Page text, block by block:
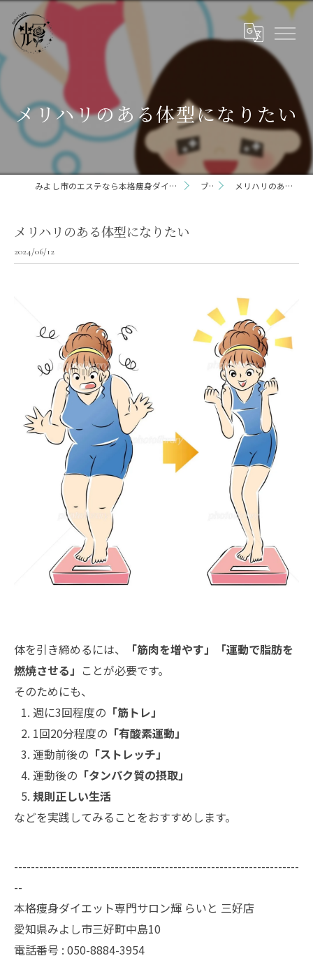
メリハリのある体型になりたい
みよし市のエステなら本格痩身ダイエット専門サロン輝 らいと 三好店 ブログ メリハリのある体型になりたい
メリハリのある体型になりたい
2024/06/12
体を引き締めるには、
「筋肉を増やす」「運動で脂肪を
燃焼させる」 ことが必要です。
そのためにも、
週に3回程度の 「筋トレ」
1回20分程度の 「有酸素運動」
運動前後の 「ストレッチ」
運動後の 「タンパク質の摂取」
規則正しい生活
などを実践してみることをおすすめします。
--------------------------------------------------------------------
--
本格痩身ダイエット専門サロン輝 らいと 三好店
愛知県みよし市三好町中島10
電話番号 : 050-8884-3954